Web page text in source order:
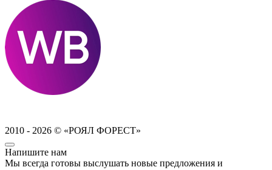
2010 - 2026 © «РОЯЛ ФОРЕСТ»
Напишите нам
Мы всегда готовы выслушать новые предложения и